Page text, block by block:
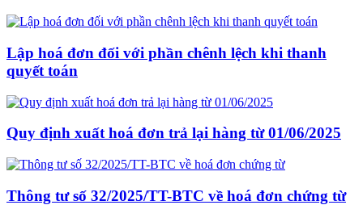
Lập hoá đơn đối với phần chênh lệch khi thanh
quyết toán
Quy định xuất hoá đơn trả lại hàng từ 01/06/2025
Thông tư số 32/2025/TT-BTC về hoá đơn chứng từ